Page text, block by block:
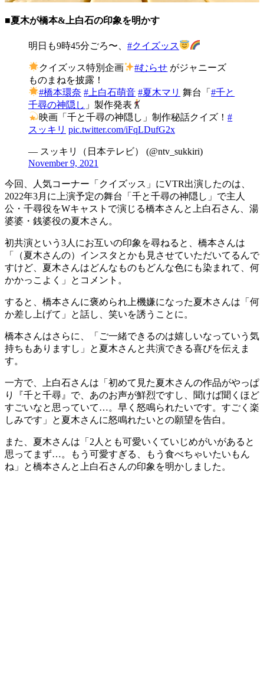
■夏木が橋本&上白石の印象を明かす
明日も9時45分ごろ〜、 #クイズッス
クイズッス特別企画 #むらせ がジャニーズ
ものまねを披露！
#橋本環奈 #上白石萌音 #夏木マリ 舞台「#千と
千尋の神隠し 」製作発表
映画「千と千尋の神隠し」制作秘話クイズ！#
スッキリ pic.twitter.com/iFqLDufG2x
— スッキリ（日本テレビ） (@ntv_sukkiri)
November 9, 2021
今回、人気コーナー「クイズッス」にVTR出演したのは、
2022年3月に上演予定の舞台「千と千尋の神隠し」で主人
公・千尋役をWキャストで演じる橋本さんと上白石さん、湯
婆婆・銭婆役の夏木さん。
初共演という3人にお互いの印象を尋ねると、橋本さんは
「（夏木さんの）インスタとかも見させていただいてるんで
すけど、夏木さんはどんなものもどんな色にも染まれて、何
かかっこよく」とコメント。
すると、橋本さんに褒められ上機嫌になった夏木さんは「何
か差し上げて」と話し、笑いを誘うことに。
橋本さんはさらに、「ご一緒できるのは嬉しいなっていう気
持ちもありますし」と夏木さんと共演できる喜びを伝えま
す。
一方で、上白石さんは「初めて見た夏木さんの作品がやっぱ
り『千と千尋』で、あのお声が鮮烈ですし、聞けば聞くほど
すごいなと思っていて…。早く怒鳴られたいです。すごく楽
しみです」と夏木さんに怒鳴れたいとの願望を告白。
また、夏木さんは「2人とも可愛いくていじめがいがあると
思ってまず…。もう可愛すぎる、もう食べちゃいたいもん
ね」と橋本さんと上白石さんの印象を明かしました。